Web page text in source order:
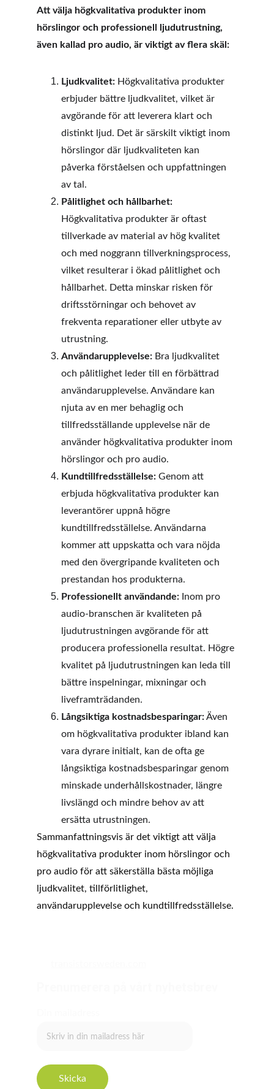
Att välja högkvalitativa produkter inom
hörslingor och professionell ljudutrustning,
även kallad pro audio, är viktigt av flera skäl:
Ljudkvalitet: Högkvalitativa produkter
erbjuder bättre ljudkvalitet, vilket är
avgörande för att leverera klart och
distinkt ljud. Det är särskilt viktigt inom
hörslingor där ljudkvaliteten kan
påverka förståelsen och uppfattningen
av tal.
Pålitlighet och hållbarhet:
Högkvalitativa produkter är oftast
tillverkade av material av hög kvalitet
och med noggrann tillverkningsprocess,
vilket resulterar i ökad pålitlighet och
hållbarhet. Detta minskar risken för
driftsstörningar och behovet av
frekventa reparationer eller utbyte av
utrustning.
Användarupplevelse: Bra ljudkvalitet
och pålitlighet leder till en förbättrad
användarupplevelse. Användare kan
njuta av en mer behaglig och
tillfredsställande upplevelse när de
använder högkvalitativa produkter inom
hörslingor och pro audio.
Kundtillfredsställelse: Genom att
erbjuda högkvalitativa produkter kan
leverantörer uppnå högre
kundtillfredsställelse. Användarna
kommer att uppskatta och vara nöjda
med den övergripande kvaliteten och
prestandan hos produkterna.
Professionellt användande: Inom pro
audio-branschen är kvaliteten på
ljudutrustningen avgörande för att
producera professionella resultat. Högre
kvalitet på ljudutrustningen kan leda till
bättre inspelningar, mixningar och
liveframträdanden.
Långsiktiga kostnadsbesparingar: Även
om högkvalitativa produkter ibland kan
vara dyrare initialt, kan de ofta ge
långsiktiga kostnadsbesparingar genom
minskade underhållskostnader, längre
livslängd och mindre behov av att
ersätta utrustningen.
Sammanfattningsvis är det viktigt att välja
högkvalitativa produkter inom hörslingor och
pro audio för att säkerställa bästa möjliga
ljudkvalitet, tillförlitlighet,
användarupplevelse och kundtillfredsställelse.
Skicka